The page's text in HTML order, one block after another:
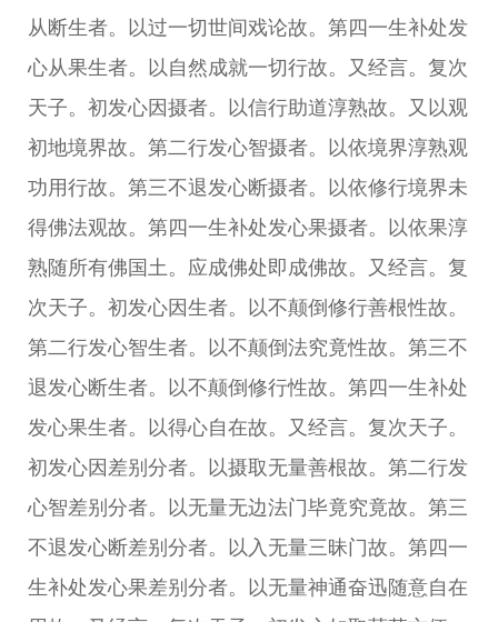
从断生者。以过一切世间戏论故。第四一生补处发
心从果生者。以自然成就一切行故。又经言。复次
天子。初发心因摄者。以信行助道淳熟故。又以观
初地境界故。第二行发心智摄者。以依境界淳熟观
功用行故。第三不退发心断摄者。以依修行境界未
得佛法观故。第四一生补处发心果摄者。以依果淳
熟随所有佛国土。应成佛处即成佛故。又经言。复
次天子。初发心因生者。以不颠倒修行善根性故。
第二行发心智生者。以不颠倒法究竟性故。第三不
退发心断生者。以不颠倒修行性故。第四一生补处
发心果生者。以得心自在故。又经言。复次天子。
初发心因差别分者。以摄取无量善根故。第二行发
心智差别分者。以无量无边法门毕竟究竟故。第三
不退发心断差别分者。以入无量三昧门故。第四一
生补处发心果差别分者。以无量神通奋迅随意自在